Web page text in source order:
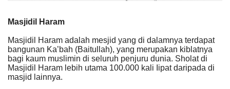
Masjidil Haram
Masjidil Haram adalah mesjid yang di dalamnya terdapat
bangunan Ka’bah (Baitullah), yang merupakan kiblatnya
bagi kaum muslimin di seluruh penjuru dunia. Sholat di
Masjidil Haram lebih utama 100.000 kali Iipat daripada di
masjid lainnya.